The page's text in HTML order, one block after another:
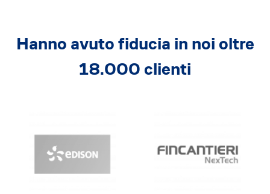
Hanno avuto fiducia in noi oltre
18.000 clienti